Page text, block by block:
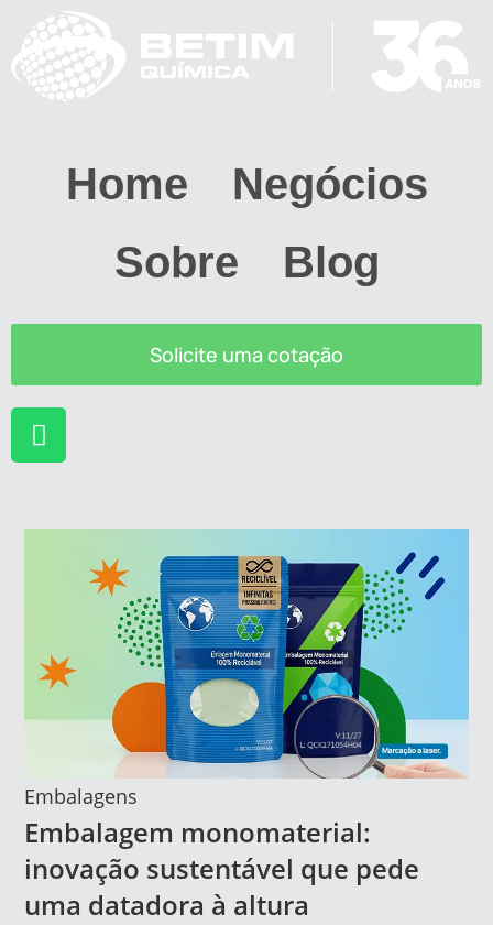
Home
Negócios
Sobre
Blog
Solicite uma cotação
Embalagens
Embalagem monomaterial:
inovação sustentável que pede
uma datadora à altura